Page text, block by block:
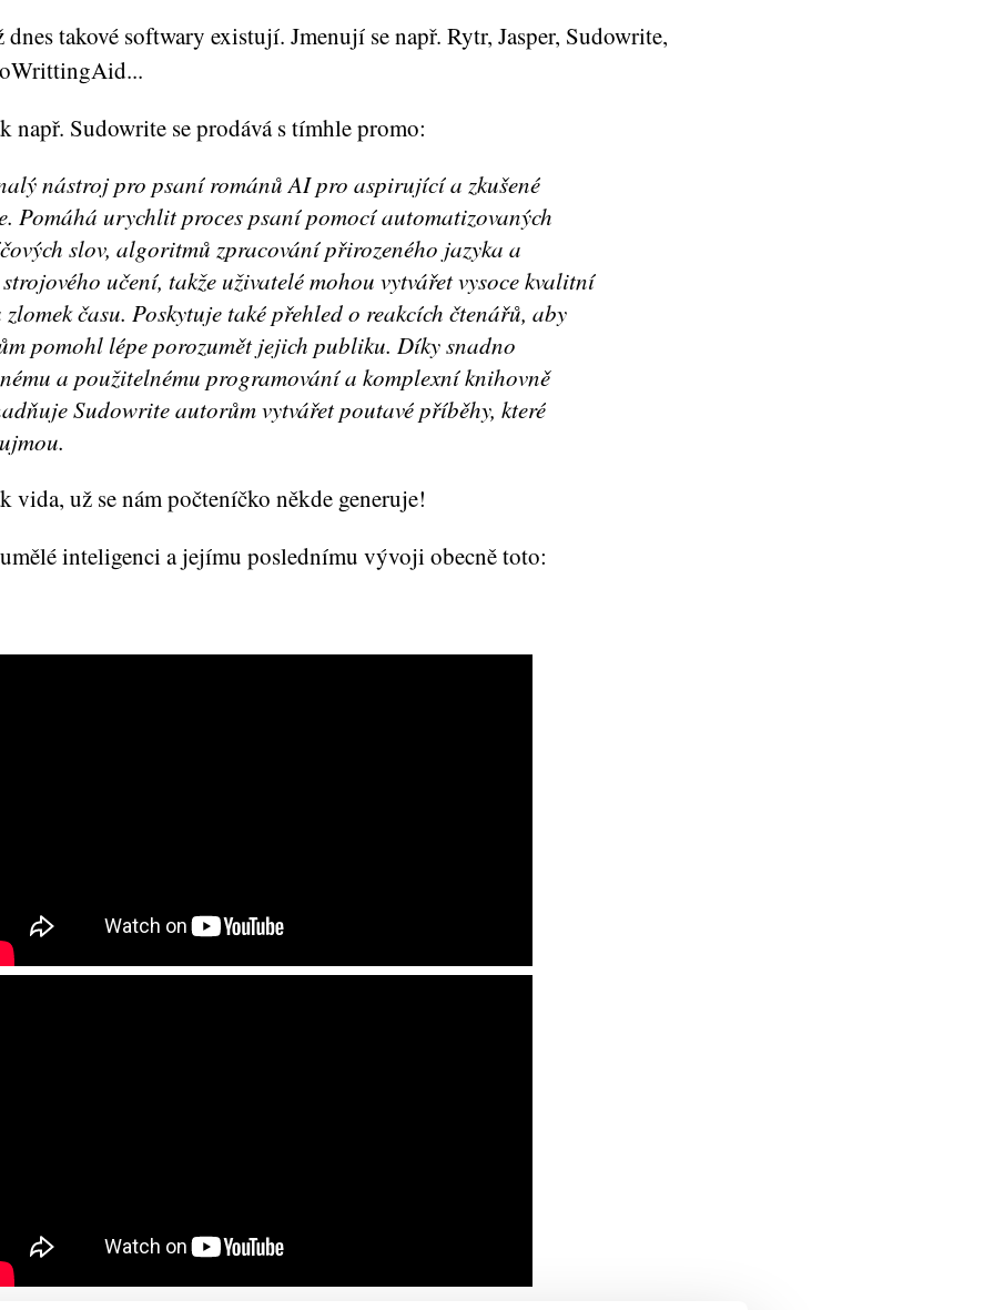
dnes takové softwary existují. Jmenují se např. Rytr, Jasper, Sudowrite,
např. Sudowrite se prodává s tímhle promo:
nástroj pro psaní románů AI pro aspirující a zkušené
Pomáhá urychlit proces psaní pomocí automatizovaných
slov, algoritmů zpracování přirozeného jazyka a
učení, takže uživatelé mohou vytvářet vysoce kvalitní
času. Poskytuje také přehled o reakcích čtenářů, aby
pomohl lépe porozumět jejich publiku. Díky snadno
a použitelnému programování a komplexní knihovně
Sudowrite autorům vytvářet poutavé příběhy, které
vida, už se nám počteníčko někde generuje!
inteligenci a jejímu poslednímu vývoji obecně toto: